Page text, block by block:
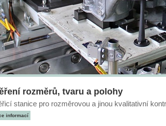
rozměrů, tvaru a polohy
stanice pro rozměrovou a jinou kvalitativní
informací